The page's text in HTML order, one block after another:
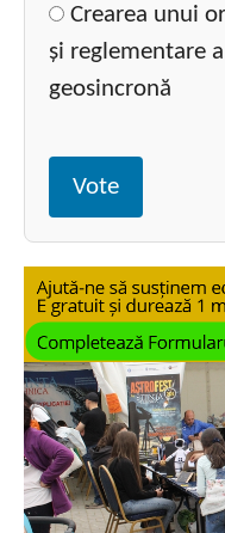
Crearea unui
și reglementare
geosincronă
Vote